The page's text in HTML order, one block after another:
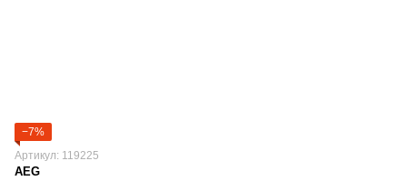
−7%
Артикул: 119225
AEG